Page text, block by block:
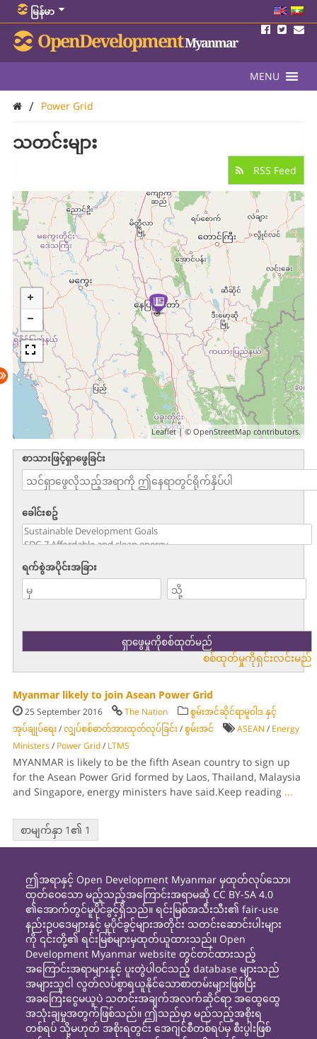
မြန်မာ
OpenDevelopmentMyanmar
MENU
/ Power Grid
သတင်းများ
RSS Feed
Leaflet| ©OpenStreetMap contributors.
စာသားဖြင့်ရှာဖွေခြင်း
ခေါင်းစဥ်
ရက်စွဲအပိုင်းအခြား
စစ်ထုတ်မှုကိုရှင်းလင်းမည်
Myanmar likely to join Asean Power Grid
25 September 2016 The Nation
စွမ်းအင်ဆိုင်ရာမူဝါဒ နှင့်
အုပ်ချုပ်ရေး/လျှပ်စစ်ဓာတ်အားထုတ်လုပ်ခြင်း/စွမ်းအင် ASEAN / Energy
Ministers/ Power Grid/ LTMS
MYANMAR is likely to be the fifth Asean country to sign up
for the Asean Power Grid formed by Laos, Thailand, Malaysia
and Singapore, energy ministers have said.Keep reading ...
စာမျက်နှာ 1၏ 1
ဤအရာနှင့် Open Development Myanmar မှထုတ်လုပ်သော၊
ထုတ်ဝေသော မည့်သည့်အကြောင်းအရာမဆို CC BY-SA 4.0
၏အောက်တွင်မူပိုင်ခွင့်ရှိသည်။ ရင်းမြစ်အသီးသီး၏ fair-use
နည်းဥပဒေများနှင့် မူပိုင်ခွင့်များအတိုင်း သတင်းဆောင်းပါးများ
ကို ၎င်းတို့၏ ရင်းမြစ်များမှထုတ်ယူထားသည်။ Open
Development Myanmar website တွင်တင်ထားသည့်
အကြောင်းအရာများနှင့် ပူးတွဲပါဝင်သည့် database များသည်
အများသူငါ လွတ်လပ်စွာရယူနိုင်သောစာတမ်းများဖြစ်ပြီး
အခကြေးငွေမယူပဲ သတင်းအချက်အလက်ဆိုင်ရာ အထွေထွေ
အသုံးချမှုအတွက်ဖြစ်သည်။ ဤသည်မှာ မည်သည့်အစိုးရ
တစ်ရပ် သို့မဟုတ် အစိုးရတွင်း အေဂျင်စီတစ်ရပ်မှ စီးပွါးဖြစ်